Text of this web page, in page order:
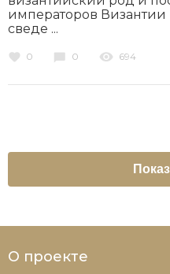
императоров Византии
сведе ...
0 0 694
О проекте